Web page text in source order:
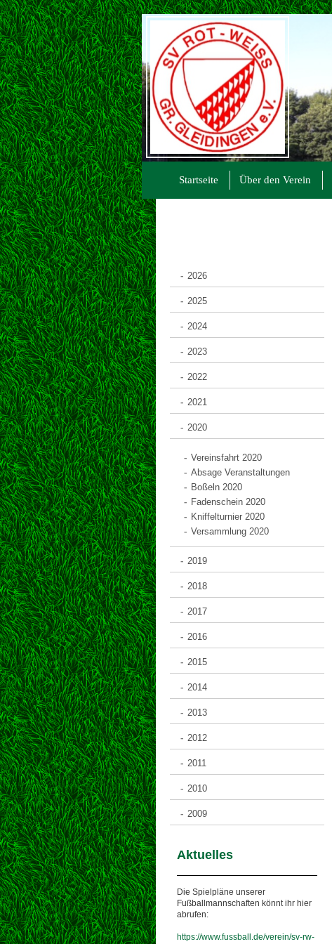
Startseite Über den Verein
2026
2025
2024
2023
2022
2021
2020
Vereinsfahrt 2020
Absage Veranstaltungen
Boßeln 2020
Fadenschein 2020
Kniffelturnier 2020
Versammlung 2020
2019
2018
2017
2016
2015
2014
2013
2012
2011
2010
2009
Aktuelles
Die Spielpläne unserer
Fußballmannschaften könnt ihr hier
abrufen:
https://www.fussball.de/verein/sv-rw-